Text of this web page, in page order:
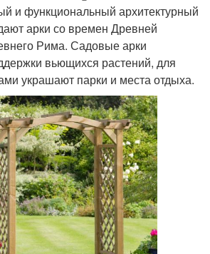
и функциональный архитектурный
арки со времен Древней
Рима. Садовые арки
вьющихся растений, для
украшают парки и места отдыха.